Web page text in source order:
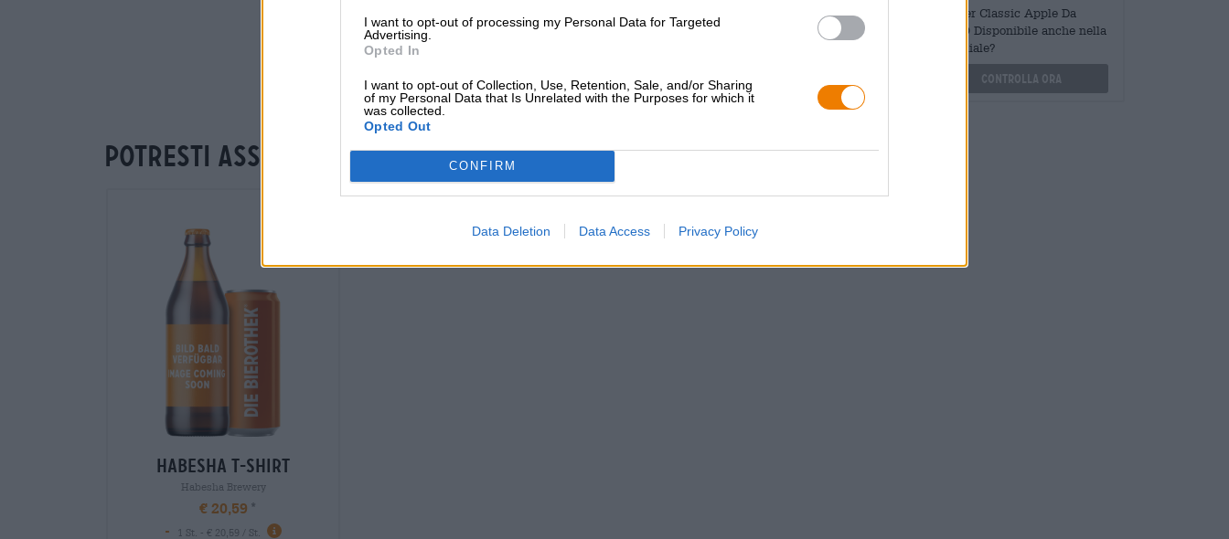
I want to opt-out of processing my Personal Data for Targeted
Advertising.
Opted In
I want to opt-out of Collection, Use, Retention, Sale, and/or Sharing
of my Personal Data that Is Unrelated with the Purposes for which it
was collected.
Opted Out
CONFIRM
Data Deletion Data Access Privacy Policy
Hai domande su questa birra?
Du willst größere Mengen
günstiger einkaufen?
È Cider Classic Apple Da
BRLO Disponibile anche nella
mia filiale?
Controlla ora
Potresti assaggiare anche quello
Habesha T-Shirt
Habesha Brewery
€ 20,59
-
1 St. - € 20,59 / St.